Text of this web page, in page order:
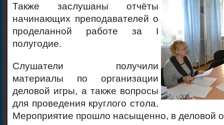
Также заслушаны отчёты
начинающих преподавателей о
проделанной работе за І
полугодие.
Слушатели получили
материалы по организации
деловой игры, а также вопросы
для проведения круглого стола.
Мероприятие прошло насыщенно, в деловой